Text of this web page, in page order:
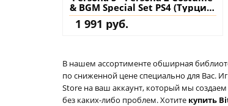
& BGM Special Set PS4 (Турция)
купить дополнение на
аккаунт
1 991 руб.
В нашем ассортименте обширная
по сниженной цене специально для Вас.
Store на ваш аккаунт, который мы
без каких-либо проблем. Хотите купить